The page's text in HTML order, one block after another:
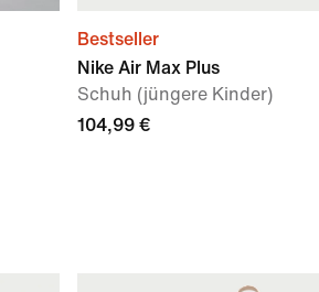
Bestseller
Nike Air Max Plus
Schuh (jüngere Kinder)
104,99 €